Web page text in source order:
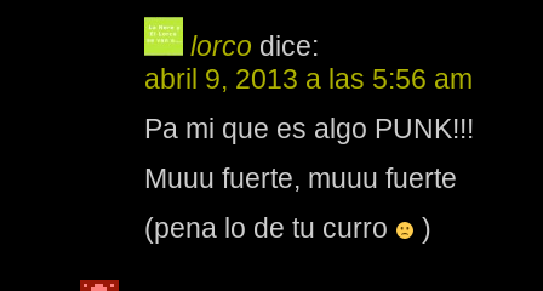
lorco dice:
abril 9, 2013 a las 5:56 am
Pa mi que es algo PUNK!!!
Muuu fuerte, muuu fuerte
(pena lo de tu curro
)